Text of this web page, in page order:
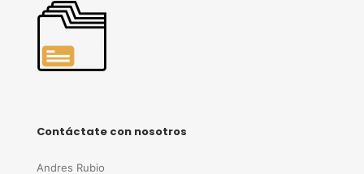
Contáctate con nosotros
Andres Rubio